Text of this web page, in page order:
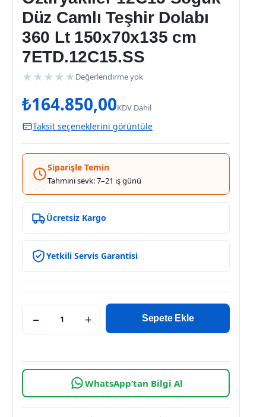
Düz Camlı Teşhir Dolabı
360 Lt 150x70x135 cm
7ETD.12C15.SS
★ ★ ★ ★ ★ Değerlendirme yok
₺164.850,00KDV Dahil
Taksit seçeneklerini görüntüle
Siparişle Temin
Tahmini sevk: 7–21 iş günü
Ücretsiz Kargo
Yetkili Servis Garantisi
− + Sepete Ekle
WhatsApp’tan Bilgi Al